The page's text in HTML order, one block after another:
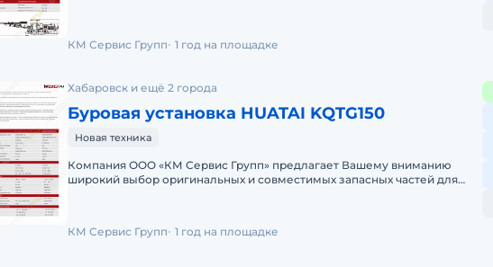
КМ Сервис Групп 1 год на площадке
Хабаровск и ещё 2 города
Буровая установка HUATAI KQTG150
Новая техника
Компания ООО «КМ Сервис Групп» предлагает Вашему вниманию
широкий выбор оригинальных и совместимых запасных частей для
КМ Сервис Групп 1 год на площадке